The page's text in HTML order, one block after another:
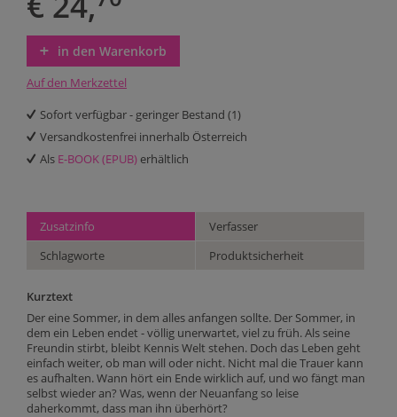
in den Warenkorb
Auf den Merkzettel
Sofort verfügbar - geringer Bestand (1)
Versandkostenfrei innerhalb Österreich
Als E-BOOK (EPUB) erhältlich
Zusatzinfo
Verfasser
Schlagworte
Produktsicherheit
Kurztext
Der eine Sommer, in dem alles anfangen sollte. Der Sommer, in
dem ein Leben endet - völlig unerwartet, viel zu früh. Als seine
Freundin stirbt, bleibt Kennis Welt stehen. Doch das Leben geht
einfach weiter, ob man will oder nicht. Nicht mal die Trauer kann
es aufhalten. Wann hört ein Ende wirklich auf, und wo fängt man
selbst wieder an? Was, wenn der Neuanfang so leise
daherkommt, dass man ihn überhört?